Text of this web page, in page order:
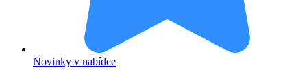
Novinky v nabídce